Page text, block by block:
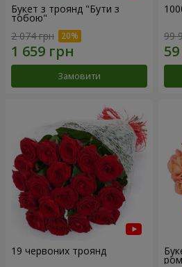
Букет з троянд "Бути з
тобою"
2 074 грн
Замовити
99
19 червоних троянд